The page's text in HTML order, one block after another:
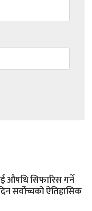
औषधि सिफारिस गर्ने
सर्वोच्चको ऐतिहासिक